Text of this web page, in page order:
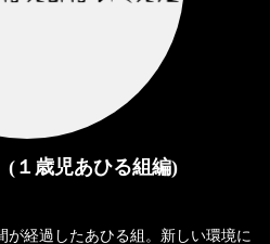
(１歳児あひる組編)
が経過したあひる組。新しい環境に